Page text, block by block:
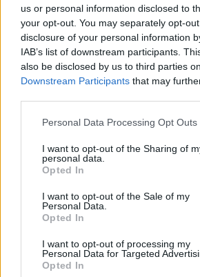
us or personal information disclosed to
your opt-out. You may separately opt-
disclosure of your personal information
IAB’s list of downstream participants.
also be disclosed by us to third parties
Downstream Participants that may
Personal Data Processing Opt Outs
I want to opt-out of the Sharing of
personal data.
Opted In
I want to opt-out of the Sale of my
Personal Data.
Opted In
I want to opt-out of processing my
Personal Data for Targeted
Opted In
05/08/26|17:06
Bank of
ξoδεύει
λιγότερο και
εισοδήματος
ICAP CRIF:
στηρίζουν την
πεντάμηνο του
04/08/26|15:08